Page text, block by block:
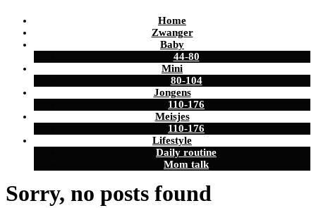
Home
Zwanger
Baby
44-80
Mini
80-104
Jongens
110-176
Meisjes
110-176
Lifestyle
Daily routine
Mom talk
Sorry, no posts found